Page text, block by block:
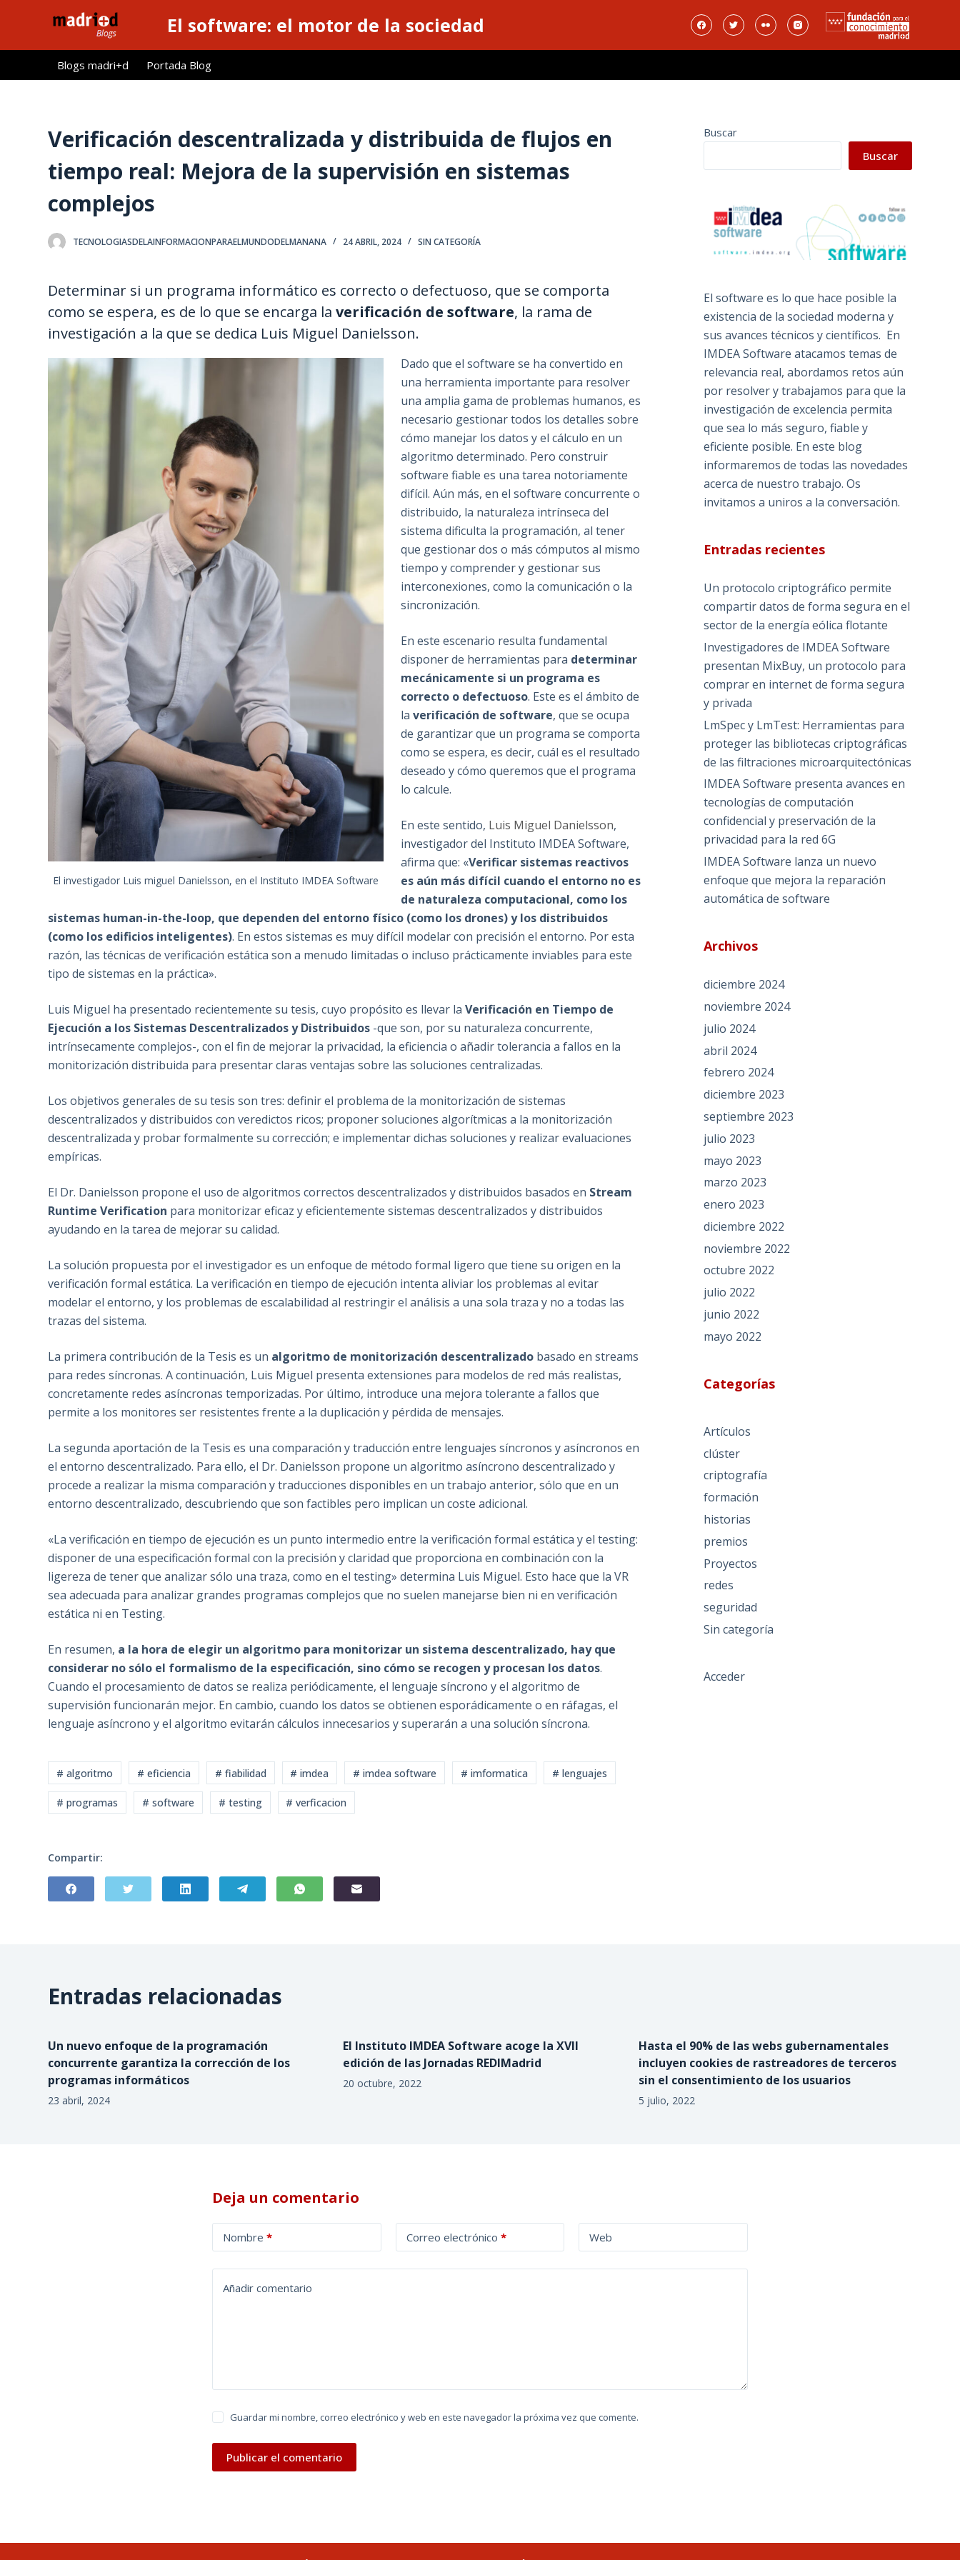
l
El software: el motor de la sociedad
Blogs madri+d Portada Blog
Verificación descentralizada y distribuida de flujos en
tiempo real: Mejora de la supervisión en sistemas
complejos
TECNOLOGIASDELAINFORMACIONPARAELMUNDODELMANANA 24 ABRIL, 2024 SIN CATEGORÍA
Determinar si un programa informático es correcto o defectuoso, que se comporta
como se espera, es de lo que se encarga laverificación de software, la rama de
investigación a la que se dedica Luis Miguel Danielsson.
El investigador Luis miguel Danielsson, en el Instituto IMDEA Software
Dado que el software se ha convertido en
una herramienta importante para resolver
una amplia gama de problemas humanos, es
necesario gestionar todos los detalles sobre
cómo manejar los datos y el cálculo en un
algoritmo determinado. Pero construir
software fiable es una tarea notoriamente
difícil. Aún más, en el software concurrente o
distribuido, la naturaleza intrínseca del
sistema dificulta la programación, al tener
que gestionar dos o más cómputos al mismo
tiempo y comprender y gestionar sus
interconexiones, como la comunicación o la
sincronización.
En este escenario resulta fundamental
disponer de herramientas para determinar
mecánicamente si un programa es
correcto o defectuoso. Este es el ámbito de
laverificación de software, que se ocupa
de garantizar que un programa se comporta
como se espera, es decir, cuál es el resultado
deseado y cómo queremos que el programa
lo calcule.
En este sentido, Luis Miguel Danielsson,
investigador del Instituto IMDEA Software,
afirma que: «Verificar sistemas reactivos
es aún más difícil cuando el entorno no es
de naturaleza computacional, como los
sistemas human-in-the-loop, que dependen del entorno físico (como los drones) y los distribuidos
(como los edificios inteligentes). En estos sistemas es muy difícil modelar con precisión el entorno. Por esta
razón, las técnicas deverificación estática son a menudo limitadas o incluso prácticamente inviables para este
tipo de sistemas en la práctica».
Luis Miguel ha presentado recientemente su tesis, cuyo propósito es llevar laVerificación en Tiempo de
Ejecución a los Sistemas Descentralizados y Distribuidos -que son, por su naturaleza concurrente,
intrínsecamente complejos-, con el fin de mejorar la privacidad, la eficiencia o añadir tolerancia a fallos en la
monitorización distribuida para presentar claras ventajas sobre las soluciones centralizadas.
Los objetivos generales de su tesis son tres: definir el problema de la monitorización de sistemas
descentralizados y distribuidos con veredictos ricos; proponer soluciones algorítmicas a la monitorización
descentralizada y probar formalmente su corrección; e implementar dichas soluciones y realizar evaluaciones
empíricas.
El Dr. Danielsson propone el uso de algoritmos correctos descentralizados y distribuidos basados en Stream
Runtime Verification para monitorizar eficaz y eficientemente sistemas descentralizados y distribuidos
ayudando en la tarea de mejorar su calidad.
La solución propuesta por el investigador es un enfoque de método formal ligero que tiene su origen en la
verificación formal estática. La verificación en tiempo de ejecución intenta aliviar los problemas al evitar
modelar el entorno, y los problemas de escalabilidad al restringir el análisis a una sola traza y no a todas las
trazas del sistema.
La primera contribución de la Tesis es un algoritmo de monitorización descentralizado basado en streams
para redes síncronas. A continuación, Luis Miguel presentaextensiones para modelos de red más realistas,
concretamente redes asíncronas temporizadas. Por último, introduce una mejoratolerante a fallosque
permite a los monitores ser resistentes frente a la duplicación y pérdida de mensajes.
La segunda aportación de la Tesis es una comparación y traducción entre lenguajes síncronos y asíncronos en
el entorno descentralizado. Para ello, el Dr. Danielsson propone un algoritmo asíncrono descentralizado y
procede a realizar la misma comparación y traducciones disponibles en un trabajo anterior, sólo que en un
entorno descentralizado, descubriendo que son factibles pero implican un coste adicional.
«La verificación en tiempo de ejecución es un punto intermedio entre la verificación formal estática y el testing:
disponer de una especificación formal con la precisión y claridad que proporciona en combinación con la
ligereza de tener que analizar sólo una traza, como en el testing» determina Luis Miguel. Esto hace que la VR
sea adecuada para analizar grandes programas complejos que no suelen manejarse bien ni en verificación
estática ni en Testing.
En resumen, a la hora de elegir un algoritmo para monitorizar un sistema descentralizado, hay que
considerar no sólo el formalismo de la especificación, sino cómo se recogen y procesan los datos.
Cuando el procesamiento de datos se realiza periódicamente, el lenguaje síncrono y el algoritmo de
supervisión funcionarán mejor. En cambio, cuando los datos se obtienen esporádicamente o en ráfagas, el
lenguaje asíncrono y el algoritmo evitarán cálculos innecesarios y superarán a una solución síncrona.
# algoritmo # eficiencia # fiabilidad # imdea # imdea software # imformatica # lenguajes
# programas # software # testing # verficacion
Compartir:
Buscar
Buscar
El software es lo que hace posible la
existencia de la sociedad moderna y
sus avances técnicos y científicos. En
IMDEA Software atacamos temas de
relevancia real, abordamos retos aún
por resolver y trabajamos para que la
investigación de excelencia permita
que sea lo más seguro, fiable y
eficiente posible. En este blog
informaremos de todas las novedades
acerca de nuestro trabajo. Os
invitamos a uniros a la conversación.
Entradas recientes
Un protocolo criptográfico permite
compartir datos de forma segura en el
sector de la energía eólica flotante
Investigadores de IMDEA Software
presentan MixBuy, un protocolo para
comprar en internet de forma segura
y privada
LmSpec y LmTest: Herramientas para
proteger las bibliotecas criptográficas
de las filtraciones microarquitectónicas
IMDEA Software presenta avances en
tecnologías de computación
confidencial y preservación de la
privacidad para la red 6G
IMDEA Software lanza un nuevo
enfoque que mejora la reparación
automática de software
Archivos
diciembre 2024
noviembre 2024
julio 2024
abril 2024
febrero 2024
diciembre 2023
septiembre 2023
julio 2023
mayo 2023
marzo 2023
enero 2023
diciembre 2022
noviembre 2022
octubre 2022
julio 2022
junio 2022
mayo 2022
Categorías
Artículos
clúster
criptografía
formación
historias
premios
Proyectos
redes
seguridad
Sin categoría
Acceder
Entradas relacionadas
Un nuevo enfoque de la programación
concurrente garantiza la corrección de los
programas informáticos
23 abril, 2024
El Instituto IMDEA Software acoge la XVII
edición de las Jornadas REDIMadrid
20 octubre, 2022
Hasta el 90% de las webs gubernamentales
incluyen cookies de rastreadores de terceros
sin el consentimiento de los usuarios
5 julio, 2022
Deja un comentario
Nombre * Correo electrónico * Web
Añadir comentario
Guardar mi nombre, correo electrónico y web en este navegador la próxima vez que comente.
Publicar el comentario
l
t